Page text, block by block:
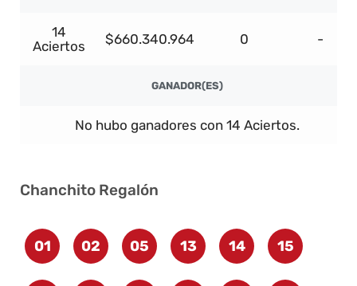
14
Aciertos
$660.340.964 0 -
GANADOR(ES)
No hubo ganadores con 14 Aciertos.
Chanchito Regalón
01 02 05 13 14 15